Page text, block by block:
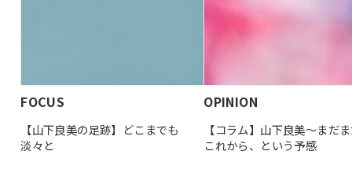
FOCUS
【山下良美の足跡】どこまでも
淡々と
OPINION
【コラム】山下良美〜まだ
これから、という予感